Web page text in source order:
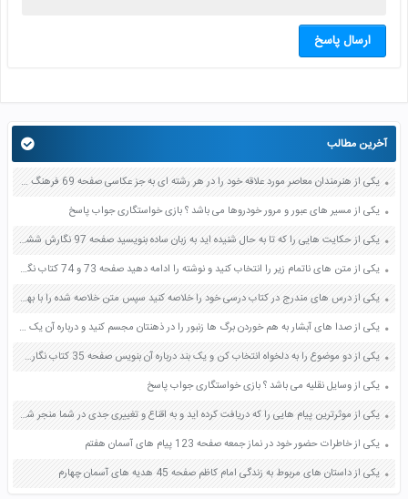
ارسال پاسخ
آخرین مطالب
یکی از هنرمندان معاصر مورد علاقه خود را در هر رشته ای به جز عکاسی صفحه 69 فرهنگ و هنر نهم
یکی از مسیر های عبور و مرور خودروها می باشد ؟ بازی خواستگاری جواب پاسخ
یکی از حکایت هایی را که تا به حال شنیده اید به زبان ساده بنویسید صفحه 97 نگارش ششم دبستان
یکی از متن های ناتمام زیر را انتخاب کنید و نوشته را ادامه دهید صفحه 73 و 74 کتاب نگارش فارسی پنجم دبستان
یکی از درس های مندرج در کتاب درسی خود را خلاصه کنید سپس متن خلاصه شده را با بهره گیری از روش های دسته بندی نمودار جدول نقشه مفهومی نشان دهید صفحه 118 نگارش یازدهم
یکی از صدا های آبشار به هم خوردن برگ ها زنبور را در ذهنتان مجسم کنید و درباره آن یک بند بنویسید صفحه 11 نگارش پنجم
یکی از دو موضوع را به دلخواه انتخاب کن و یک بند درباره آن بنویس صفحه 35 کتاب نگارش فارسی سوم
یکی از وسایل نقلیه می باشد ؟ بازی خواستگاری جواب پاسخ
یکی از موثرترین پیام هایی را که دریافت کرده اید و به اقناع و تغییری جدی در شما منجر شده است برسی کنید و علت این تاثیر گذاری قابل توجه را بنویسید صفحه 52 تفکر و سواد رسانه ای دهم
یکی از خاطرات حضور خود در نماز جمعه صفحه 123 پیام های آسمان هفتم
یکی از داستان های مربوط به زندگی امام کاظم صفحه 45 هدیه های آسمان چهارم